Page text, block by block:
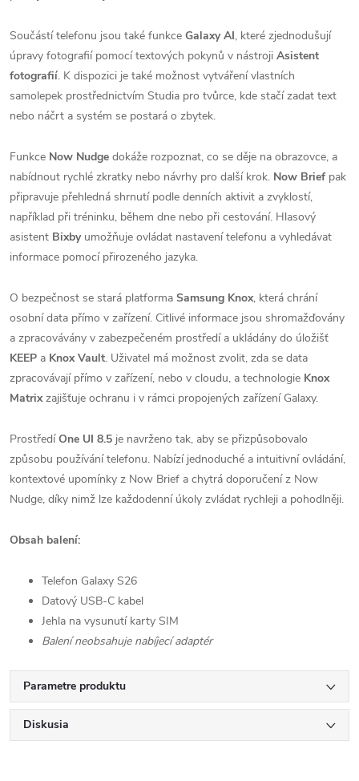
Součástí telefonu jsou také funkce Galaxy AI, které zjednodušují
úpravy fotografií pomocí textových pokynů v nástroji Asistent
fotografií. K dispozici je také možnost vytváření vlastních
samolepek prostřednictvím Studia pro tvůrce, kde stačí zadat text
nebo náčrt a systém se postará o zbytek.
Funkce Now Nudge dokáže rozpoznat, co se děje na obrazovce, a
nabídnout rychlé zkratky nebo návrhy pro další krok. Now Briefpak
připravuje přehledná shrnutí podle denních aktivit a zvyklostí,
například při tréninku, během dne nebo při cestování. Hlasový
asistent Bixbyumožňuje ovládat nastavení telefonu a vyhledávat
informace pomocí přirozeného jazyka.
O bezpečnost se stará platforma Samsung Knox, která chrání
osobní data přímo v zařízení. Citlivé informace jsou shromažďovány
a zpracovávány v zabezpečeném prostředí a ukládány do úložišť
KEEP a Knox Vault. Uživatel má možnost zvolit, zda se data
zpracovávají přímo v zařízení, nebo v cloudu, a technologie Knox
Matrixzajišťuje ochranu i v rámci propojených zařízení Galaxy.
ProstředíOne UI 8.5 je navrženo tak, aby se přizpůsobovalo
způsobu používání telefonu. Nabízí jednoduché a intuitivní ovládání,
kontextové upomínky z Now Brief a chytrá doporučení z Now
Nudge, díky nimž lze každodenní úkoly zvládat rychleji a pohodlněji.
Obsah balení:
Telefon Galaxy S26
Datový USB-C kabel
Jehla na vysunutí karty SIM
Balení neobsahuje nabíjecí adaptér
Parametre produktu
Diskusia